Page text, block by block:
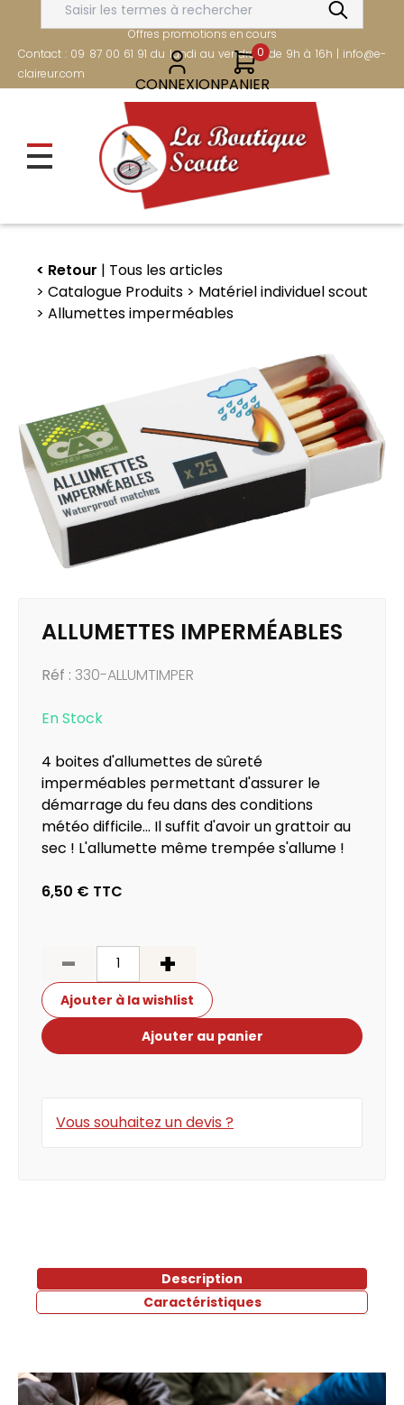
contenu
principal
FRAIS DE PORT OFFERTS DÈS 80€
Offres promotions en cours
Contact : 09 87 00 61 91 du lundi au vendredi de 9h à 16h | info@e-
claireur.com
CONNEXION
0
PANIER
Retour
Tous les articles
Catalogue Produits
Matériel individuel scout
Allumettes imperméables
ALLUMETTES IMPERMÉABLES
Réf : 330-ALLUMTIMPER
En Stock
4 boites d'allumettes de sûreté
imperméables permettant d'assurer le
démarrage du feu dans des conditions
météo difficile... Il suffit d'avoir un grattoir au
sec ! L'allumette même trempée s'allume !
6,50 € TTC
- +
Ajouter au panier
Ajouter à la wishlist
Vous souhaitez un devis ?
Description
Caractéristiques